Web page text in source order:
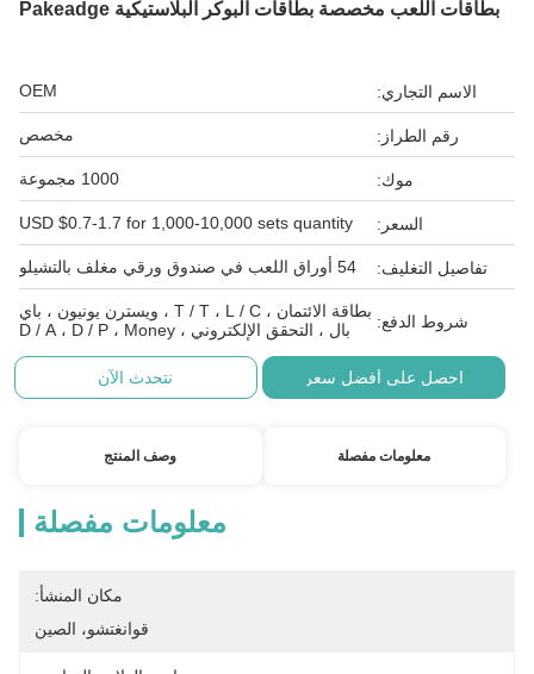
بطاقات اللعب مخصصة بطاقات البوكر البلاستيكية Pakeadge
الاسم التجاري: OEM
رقم الطراز: مخصص
موك: 1000 مجموعة
السعر: USD $0.7-1.7 for 1,000-10,000 sets quantity
تفاصيل التغليف: 54 أوراق اللعب في صندوق ورقي مغلف بالتشيلو
شروط الدفع:
بطاقة الائتمان ، T / T ، L / C ، ويسترن يونيون ، باي
بال ، التحقق الإلكتروني ، D / A ، D / P ، Money
احصل على أفضل سعر نتحدث الآن
معلومات مفصلة وصف المنتج
معلومات مفصلة
مكان المنشأ:
قوانغتشو، الصين